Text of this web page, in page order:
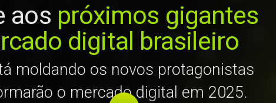
aos próximos gigantes
digital brasileiro
moldando os novos protagonistas
o mercado digital em 2025.